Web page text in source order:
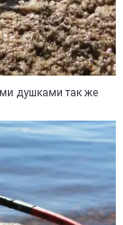
душками так же